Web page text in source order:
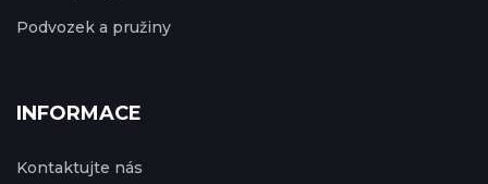
Podvozek a pružiny
INFORMACE
Kontaktujte nás